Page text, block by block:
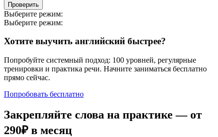
Проверить
Выберите режим:
Выберите режим:
Хотите выучить английский быстрее?
Попробуйте системный подход: 100 уровней, регулярные
тренировки и практика речи. Начните заниматься бесплатно
прямо сейчас.
Попробовать бесплатно
Закрепляйте слова на практике — от
290₽ в месяц